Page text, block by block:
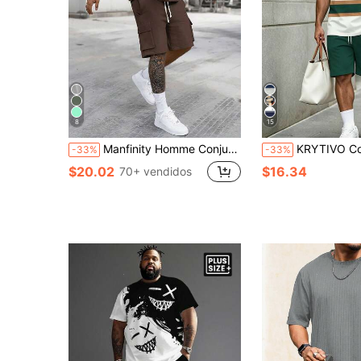
8
-33% Manfinity Homme Conjunto de hombre talla grande con camiseta de manga corta cuello redondo color liso y pantalones cortos con cordón y bolsillos
$20.02 70+ vendidos
15
-33% KRYTIVO Conjunto de Graffiti Talla Grande para Hombres, Conjunto de 2 Piezas con Estampado de Rey en Contraste
$16.34